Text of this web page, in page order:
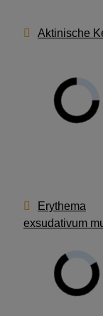
Aktinische
Erythema
exsudativum